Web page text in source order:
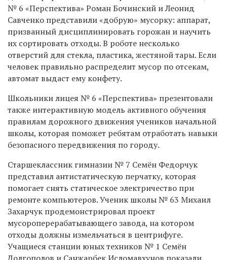
№ 6 «Перспектива» Роман Бочинский и Леонид
Савченко представили «добрую» мусорку: аппарат,
призванный дисциплинировать горожан и научить
их сортировать отходы. В роботе несколько
отверстий для стекла, пластика, жестяной тары. Если
человек правильно распределит мусор по отсекам,
автомат выдаст ему конфету.
Школьники лицея № 6 «Перспектива» презентовали
также интерактивную модель активного обучения
правилам дорожного движения учеников начальной
школы, которая поможет ребятам отработать навыки
безопасного передвижения по городу.
Старшеклассник гимназии № 7 Семён Федорчук
представил антистатическую перчатку, которая
помогает снять статическое электричество при
ремонте компьютеров. Ученик школы № 63 Михаил
Захарчук продемонстрировал проект
мусороперерабатывающего завода, на котором
отходы должны измельчаться в центрифуге.
Учащиеся станции юных техников № 1 Семён
Долгополов и Санжарбек Исломавхунов показали